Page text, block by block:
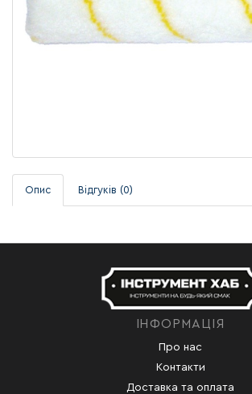
Опис Відгуків (0)
ІНФОРМАЦІЯ
Про нас
Контакти
Доставка та оплата